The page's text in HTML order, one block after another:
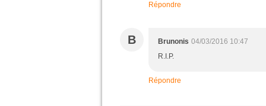
Répondre
B Brunonis 04/03/2016 10:47
R.I.P.
Répondre